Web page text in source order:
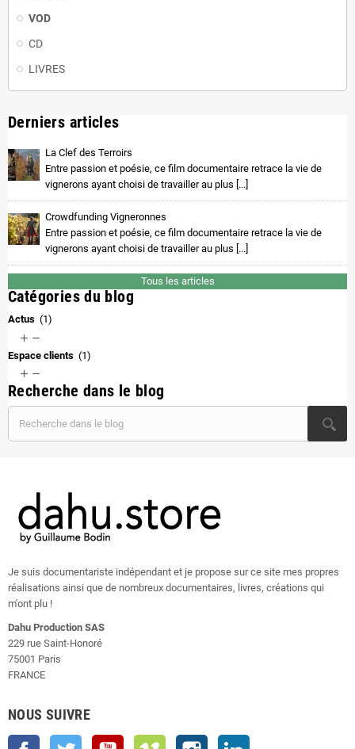
VOD
CD
LIVRES
Derniers articles
La Clef des Terroirs
Entre passion et poésie, ce film documentaire retrace la vie de
vignerons ayant choisi de travailler au plus [...]
Crowdfunding Vigneronnes
Entre passion et poésie, ce film documentaire retrace la vie de
vignerons ayant choisi de travailler au plus [...]
Tous les articles
Catégories du blog
Actus (1)
 
Espace clients (1)
 
Recherche dans le blog
Je suis documentariste indépendant et je propose sur ce site mes propres
réalisations ainsi que de nombreux documentaires, livres, créations qui
m'ont plu !
Dahu Production SAS
229 rue Saint-Honoré
75001 Paris
FRANCE
NOUS SUIVRE
Facebook Twitter YouTube Vimeo Instagram